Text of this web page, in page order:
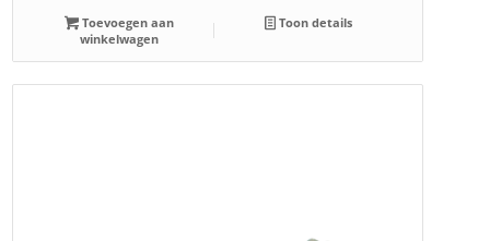
Toevoegen aan
winkelwagen
Toon details